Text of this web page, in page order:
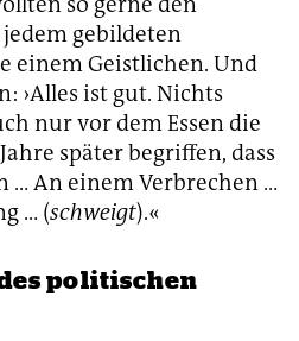
gebildeten
einem Geistlichen. Und
›Alles ist gut. Nichts
nur vor dem Essen die
später begriffen, dass
… An einem Verbrechen …
… (schweigt).«
politischen